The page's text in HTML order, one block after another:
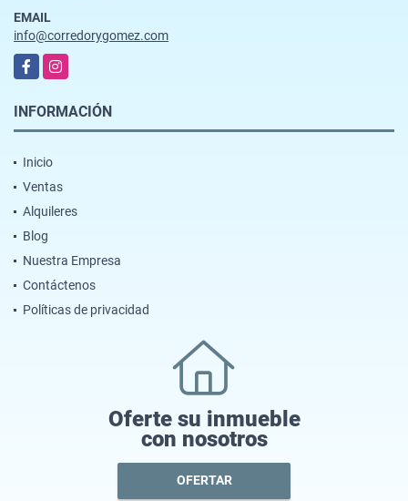
EMAIL
info@corredorygomez.com
FacebookInstagram
INFORMACIÓN
Inicio
Ventas
Alquileres
Blog
Nuestra Empresa
Contáctenos
Políticas de privacidad
Oferte su inmueble
con nosotros
OFERTAR